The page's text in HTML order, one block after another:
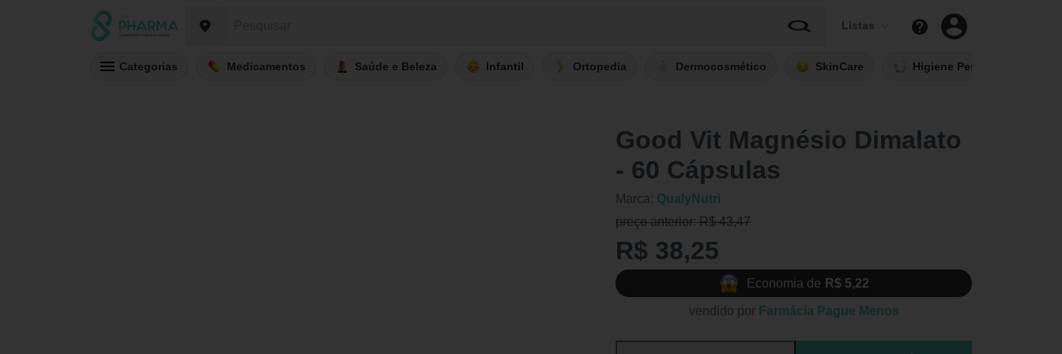
Listas
Categorias Medicamentos Saúde e Beleza Infantil Ortopedia Dermocosmético SkinCare Higiene Pessoal
Good Vit Magnésio Dimalato
- 60 Cápsulas
Marca: QualyNutri
preço anterior: R$ 43,47
R$ 38,25
Economia de R$ 5,22
vendido por Farmácia Pague Menos